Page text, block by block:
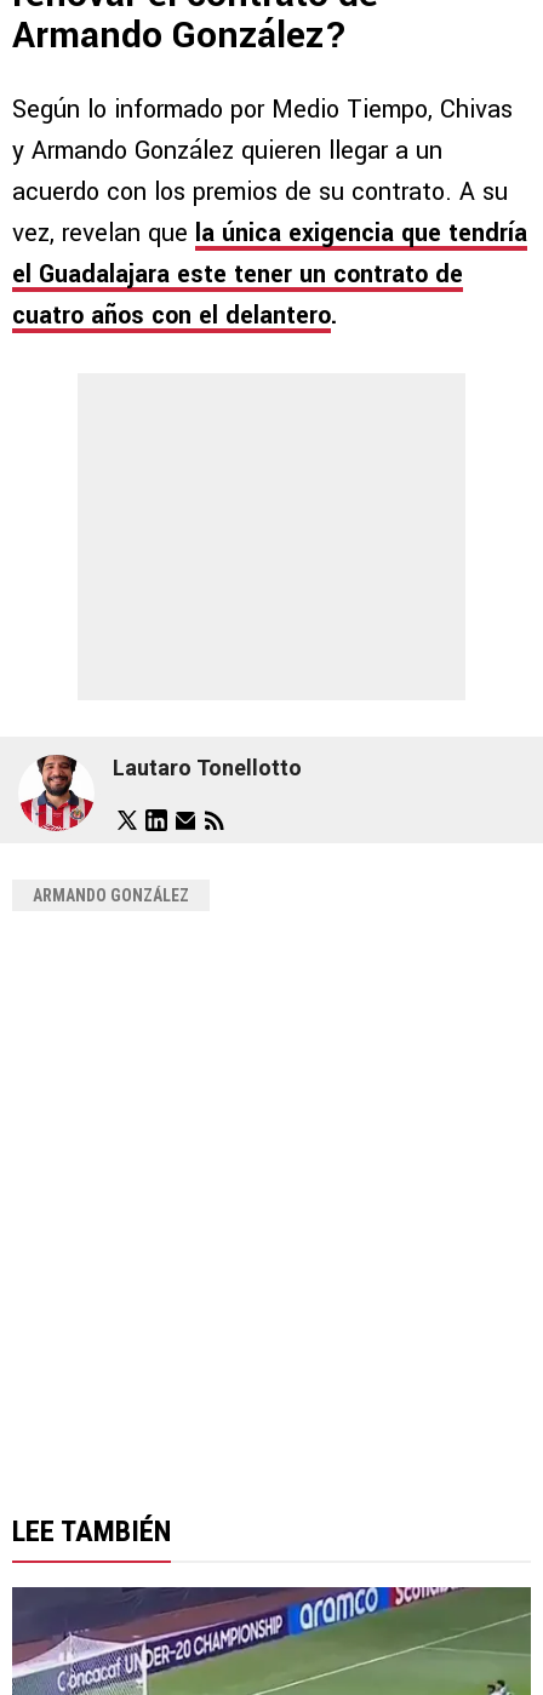
Armando González?
Según lo informado por Medio Tiempo, Chivas
y Armando González quieren llegar a un
acuerdo con los premios de su contrato. A su
vez, revelan que la única exigencia que tendría
el Guadalajara este tener un contrato de
cuatro años con el delantero.
Lautaro Tonellotto
ARMANDO GONZÁLEZ
LEE TAMBIÉN